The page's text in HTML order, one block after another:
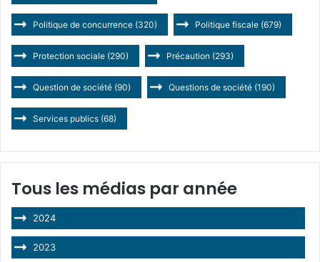
Politique de concurrence (320) Politique fiscale (679)
Protection sociale (290) Précaution (293)
Question de société (90) Questions de société (190)
Services publics (68)
Tous les médias par année
2024
2023